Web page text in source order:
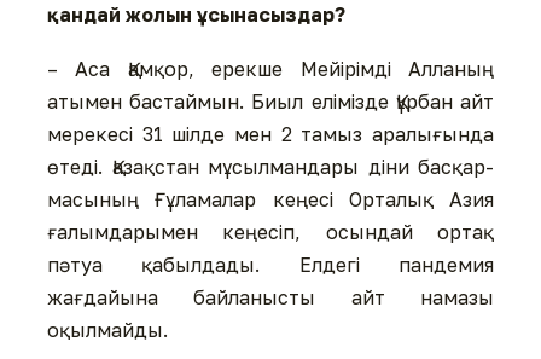
қандай жолын ұсы­на­сыздар?
– Аса Қамқор, ерекше Мейі­рім­ді Алланың
атымен бастаймын. Биыл елімізде Құрбан айт
мерекесі 31 шілде мен 2 тамыз ара­лығында
өтеді. Қазақ­стан мұ­сыл­мандары діни бас­қар­
ма­сы­ны­ң Ғұламалар кеңесі Орталық Азия
ғалымдарымен кеңесіп, осындай ортақ
пәтуа қабылдады. Елдегі пандемия
жағдайына байланысты айт намазы
оқылмайды.